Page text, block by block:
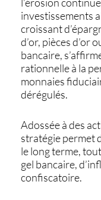
investissements
croissant
d’or, pièces d’or
bancaire,
rationnelle à la
monnaies
dérégulés.
Adossée à des
stratégie permet
le long terme,
gel bancaire,
confiscatoire.